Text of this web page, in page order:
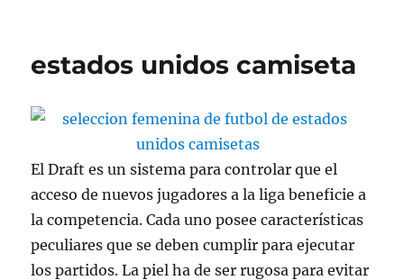
estados unidos camiseta
El Draft es un sistema para controlar que el
acceso de nuevos jugadores a la liga beneficie a
la competencia. Cada uno posee características
peculiares que se deben cumplir para ejecutar
los partidos. La piel ha de ser rugosa para evitar